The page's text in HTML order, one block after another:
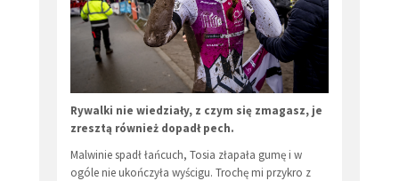
Rywalki nie wiedziały, z czym się zmagasz, je
zresztą również dopadł pech.
Malwinie spadł łańcuch, Tosia złapała gumę i w
ogóle nie ukończyła wyścigu. Trochę mi przykro z